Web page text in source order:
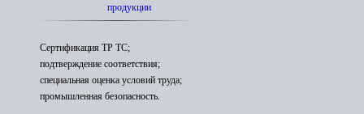
продукции
Сертификация ТР ТС;
подтверждение соответствия;
специальная оценка условий труда;
промышленная безопасность.